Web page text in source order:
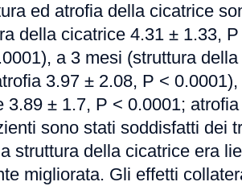
ed atrofia della cicatrice
della cicatrice 4.31 ± 1.33,
a 3 mesi (struttura
3.97 ± 2.08, P <
3.89 ± 1.7, P < 0.0001;
sono stati soddisfatti dei
struttura della cicatrice era
migliorata. Gli effetti